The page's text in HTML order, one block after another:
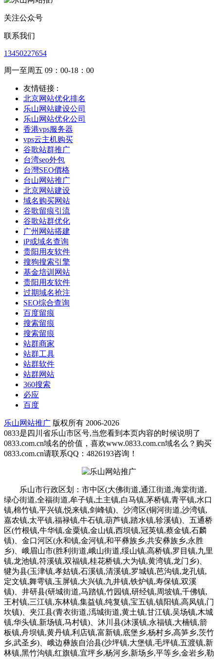
关注公众号
联系我们
13450227654
周一至周五 09：00-18：00
友情链接 :
北京网站优化排名
乐山网站建设公司
乐山网站优化公司
香港vps服务器
vps云主机购买
谷歌站群推广
台湾seo外包
台灣SEO價格
台山网站推广
北京网站建设
域名购买网站
谷歌留痕引流
谷歌站群优化
广州网站搭建
iP或域名查询
贵阳用友软件
搜狗搜索引擎
基金培训网站
贵阳用友软件
过期域名抢注
SEO综合查询
百度留痕
搜索留痕
搜索留痕
站群商家
站群工具
站群软件
站群网站
360搜索
必应
百度
乐山网站推广 版权所有 2006-2026
0833是四川省乐山市区号,当您看到本页内容的时候说明了
0833.com.cn域名的价值，喜欢www.0833.com.cn域名么？购买
0833.com.cn请联系QQ：4826193咨询！
乐山市行政区划：市中区(大佛街道,通江街道,海棠街道,
绿心街道,全福街道,牟子镇,土主镇,白马镇,茅桥镇,青平镇,水口
镇,棉竹镇,平兴镇,悦来镇,剑峰镇)、沙湾区(铜河街道,沙湾镇,
嘉农镇,太平镇,福禄镇,牛石镇,葫芦镇,踏水镇,轸溪镇)、五通桥
区(竹根镇,牛华镇,金粟镇,金山镇,西坝镇,冠英镇,蔡金镇,石麟
镇)、金口河区(永和镇,金河镇,和平彝族乡,共安彝族乡,永胜
乡)、峨眉山市(胜利街道,峨山街道,绥山镇,高桥镇,罗目镇,九里
镇,龙池镇,符溪镇,双福镇,桂花桥镇,大为镇,黄湾镇,龙门乡)、
犍为县(玉津镇,孝姑镇,石溪镇,清溪镇,罗城镇,芭沟镇,龙孔镇,
定文镇,舞雩镇,玉屏镇,大兴镇,九井镇,铁炉镇,寿保镇,双溪
镇)、井研县(研城街道,马踏镇,竹园镇,研经镇,周坡镇,千佛镇,
王村镇,三江镇,东林镇,集益镇,纯复镇,宝五镇,镇阳镇,高凤镇,门
坎镇)、夹江县(青衣街道,漹城街道,黄土镇,甘江镇,吴场镇,木城
镇,华头镇,新场镇,马村镇)、沐川县(沐溪镇,永福镇,大楠镇,箭
板镇,舟坝镇,黄丹镇,利店镇,富新镇,底堡乡,杨村乡,高笋乡,茨竹
乡,武圣乡)、峨边彝族自治县(沙坪镇,大堡镇,毛坪镇,五渡镇,新
林镇,黑竹沟镇,红旗镇,宜坪乡,杨河乡,新场乡,平等乡,金岩乡,勒